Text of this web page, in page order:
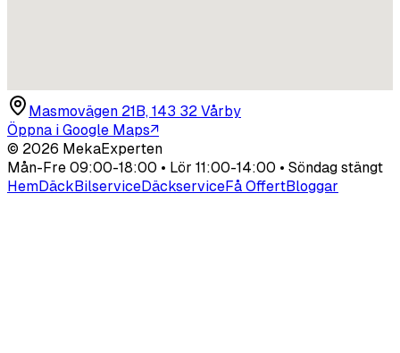
Masmovägen 21B, 143 32 Vårby
Öppna i Google Maps↗
© 2026 MekaExperten
Mån-Fre 09:00-18:00 • Lör 11:00-14:00 • Söndag stängt
HemDäckBilserviceDäckserviceFå OffertBloggar